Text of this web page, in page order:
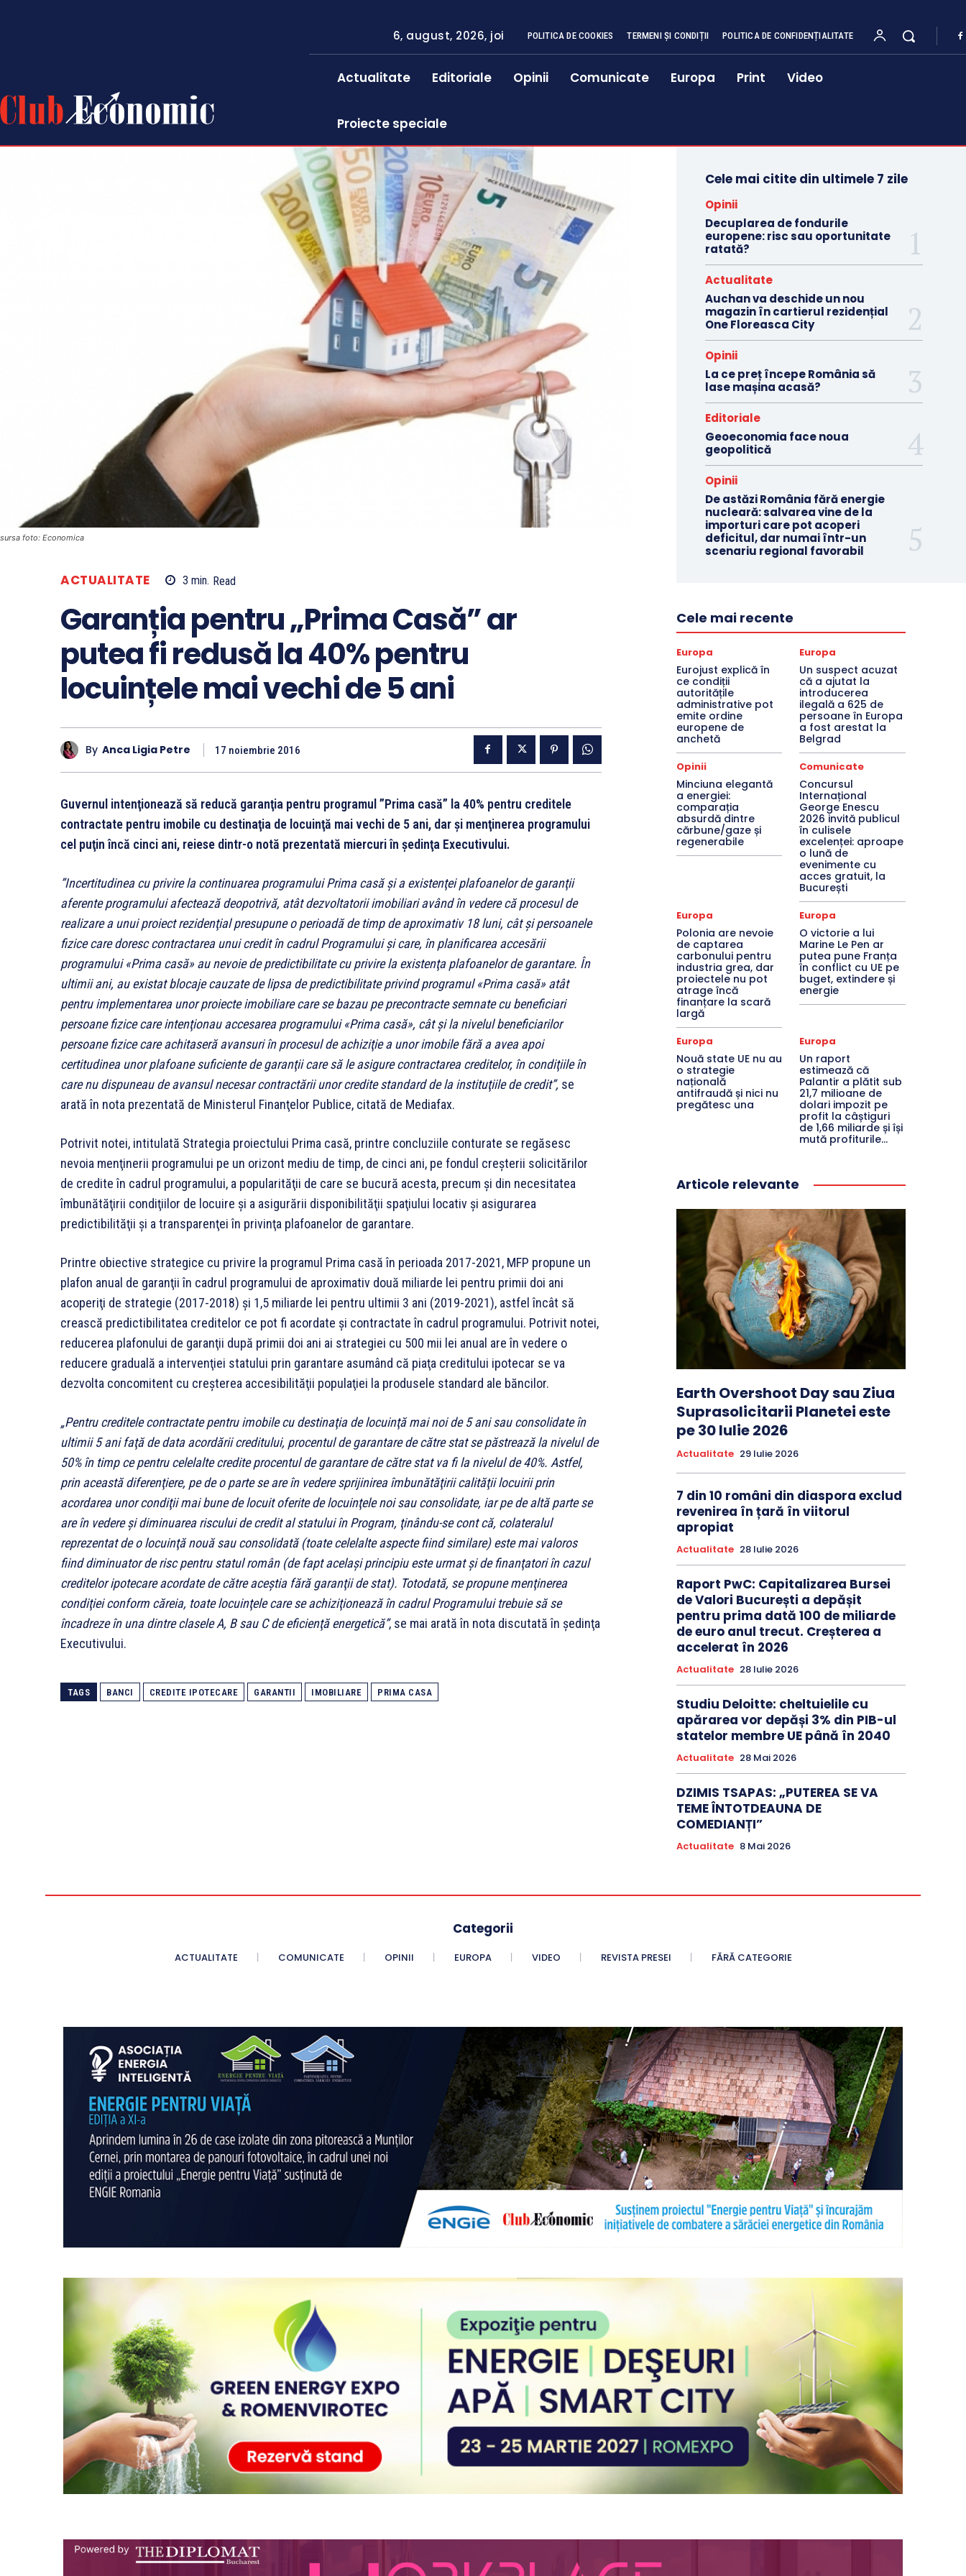
6, august, 2026, joi POLITICA DE COOKIES TERMENI ȘI CONDIȚII POLITICA DE CONFIDENȚIALITATE
Actualitate Editoriale Opinii Comunicate Europa Print Video
Proiecte speciale
sursa foto: Economica
ACTUALITATE 3 min. Read
Garanția pentru „Prima Casă” ar
putea fi redusă la 40% pentru
locuințele mai vechi de 5 ani
By Anca Ligia Petre 17 noiembrie 2016
Guvernul intenţionează să reducă garanţia pentru programul ”Prima casă” la 40% pentru creditele
contractate pentru imobile cu destinaţia de locuinţă mai vechi de 5 ani, dar şi menţinerea programului
cel puţin încă cinci ani, reiese dintr-o notă prezentată miercuri în şedinţa Executivului.
”Incertitudinea cu privire la continuarea programului Prima casă şi a existenţei plafoanelor de garanţii
aferente programului afectează deopotrivă, atât dezvoltatorii imobiliari având în vedere că procesul de
realizare a unui proiect rezidenţial presupune o perioadă de timp de aproximativ 18 luni, cât şi persoanele
fizice care doresc contractarea unui credit în cadrul Programului şi care, în planificarea accesării
programului «Prima casă» au nevoie de predictibilitate cu privire la existenţa plafoanelor de garantare. În
ultimii ani, au existat blocaje cauzate de lipsa de predictibilitate privind programul «Prima casă» atât
pentru implementarea unor proiecte imobiliare care se bazau pe precontracte semnate cu beneficiari
persoane fizice care intenţionau accesarea programului «Prima casă», cât şi la nivelul beneficiarilor
persoane fizice care achitaseră avansuri în procesul de achiziţie a unor imobile fără a avea apoi
certitudinea unor plafoane suficiente de garanţii care să le asigure contractarea creditelor, în condiţiile în
care nu dispuneau de avansul necesar contractării unor credite standard de la instituţiile de credit”, se
arată în nota prezentată de Ministerul Finanţelor Publice, citată de Mediafax.
Potrivit notei, intitulată Strategia proiectului Prima casă, printre concluziile conturate se regăsesc
nevoia menţinerii programului pe un orizont mediu de timp, de cinci ani, pe fondul creşterii solicitărilor
de credite în cadrul programului, a popularităţii de care se bucură acesta, precum şi din necesitatea
îmbunătăţirii condiţiilor de locuire şi a asigurării disponibilităţii spaţiului locativ şi asigurarea
predictibilităţii şi a transparenţei în privinţa plafoanelor de garantare.
Printre obiective strategice cu privire la programul Prima casă în perioada 2017-2021, MFP propune un
plafon anual de garanţii în cadrul programului de aproximativ două miliarde lei pentru primii doi ani
acoperiţi de strategie (2017-2018) şi 1,5 miliarde lei pentru ultimii 3 ani (2019-2021), astfel încât să
crească predictibilitatea creditelor ce pot fi acordate şi contractate în cadrul programului. Potrivit notei,
reducerea plafonului de garanţii după primii doi ani ai strategiei cu 500 mii lei anual are în vedere o
reducere graduală a intervenţiei statului prin garantare asumând că piaţa creditului ipotecar se va
dezvolta concomitent cu creşterea accesibilităţii populaţiei la produsele standard ale băncilor.
„Pentru creditele contractate pentru imobile cu destinaţia de locuinţă mai noi de 5 ani sau consolidate în
ultimii 5 ani faţă de data acordării creditului, procentul de garantare de către stat se păstrează la nivelul de
50% în timp ce pentru celelalte credite procentul de garantare de către stat va fi la nivelul de 40%. Astfel,
prin această diferenţiere, pe de o parte se are în vedere sprijinirea îmbunătăţirii calităţii locuirii prin
acordarea unor condiţii mai bune de locuit oferite de locuinţele noi sau consolidate, iar pe de altă parte se
are în vedere şi diminuarea riscului de credit al statului în Program, ţinându-se cont că, colateralul
reprezentat de o locuinţă nouă sau consolidată (toate celelalte aspecte fiind similare) este mai valoros
fiind diminuator de risc pentru statul român (de fapt acelaşi principiu este urmat şi de finanţatori în cazul
creditelor ipotecare acordate de către aceştia fără garanţii de stat). Totodată, se propune menţinerea
condiţiei conform căreia, toate locuinţele care se achiziţionează în cadrul Programului trebuie să se
încadreze în una dintre clasele A, B sau C de eficienţă energetică”, se mai arată în nota discutată în şedinţa
Executivului.
TAGS BANCI CREDITE IPOTECARE GARANTII IMOBILIARE PRIMA CASA
Cele mai citite din ultimele 7 zile
Opinii
Decuplarea de fondurile
europene: risc sau oportunitate
ratată?
Actualitate
Auchan va deschide un nou
magazin în cartierul rezidențial
One Floreasca City
Opinii
La ce preț începe România să
lase mașina acasă?
Editoriale
Geoeconomia face noua
geopolitică
Opinii
De astăzi România fără energie
nucleară: salvarea vine de la
importuri care pot acoperi
deficitul, dar numai într-un
scenariu regional favorabil
Cele mai recente
Europa
Eurojust explică în
ce condiții
autoritățile
administrative pot
emite ordine
europene de
anchetă
Europa
Un suspect acuzat
că a ajutat la
introducerea
ilegală a 625 de
persoane în Europa
a fost arestat la
Belgrad
Opinii
Minciuna elegantă
a energiei:
comparația
absurdă dintre
cărbune/gaze și
regenerabile
Comunicate
Concursul
Internațional
George Enescu
2026 invită publicul
în culisele
excelenței: aproape
o lună de
evenimente cu
acces gratuit, la
București
Europa
Polonia are nevoie
de captarea
carbonului pentru
industria grea, dar
proiectele nu pot
atrage încă
finanțare la scară
largă
Europa
O victorie a lui
Marine Le Pen ar
putea pune Franța
în conflict cu UE pe
buget, extindere și
energie
Europa
Nouă state UE nu au
o strategie
națională
antifraudă și nici nu
pregătesc una
Europa
Un raport
estimează că
Palantir a plătit sub
21,7 milioane de
dolari impozit pe
profit la câștiguri
de 1,66 miliarde și își
mută profiturile...
Articole relevante
Earth Overshoot Day sau Ziua
Suprasolicitarii Planetei este
pe 30 Iulie 2026
Actualitate 29 Iulie 2026
7 din 10 români din diaspora exclud
revenirea în țară în viitorul
apropiat
Actualitate 28 Iulie 2026
Raport PwC: Capitalizarea Bursei
de Valori București a depășit
pentru prima dată 100 de miliarde
de euro anul trecut. Creșterea a
accelerat în 2026
Actualitate 28 Iulie 2026
Studiu Deloitte: cheltuielile cu
apărarea vor depăși 3% din PIB-ul
statelor membre UE până în 2040
Actualitate 28 Mai 2026
DZIMIS TSAPAS: „PUTEREA SE VA
TEME ÎNTOTDEAUNA DE
COMEDIANȚI”
Actualitate 8 Mai 2026
Categorii
ACTUALITATE COMUNICATE OPINII EUROPA VIDEO REVISTA PRESEI FĂRĂ CATEGORIE